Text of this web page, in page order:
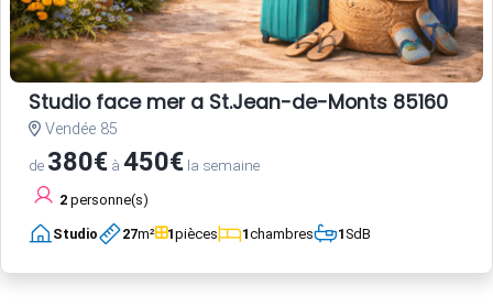
Studio face mer a St.Jean-de-Monts 85160
Vendée 85
de 380€ à 450€ la semaine
2 personne(s)
Studio 27m² 1pièces 1chambres 1SdB